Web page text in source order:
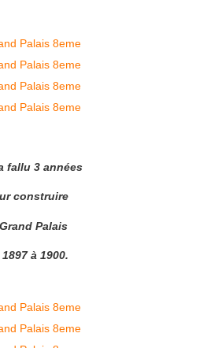
fallu 3 années
construire
Palais
à 1900.